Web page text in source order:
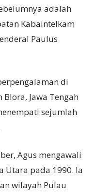
adalah
Kabaintelkam
Paulus
di
Jawa Tengah
sejumlah
Agus mengawali
Utara pada 1990. Ia
wilayah Pulau